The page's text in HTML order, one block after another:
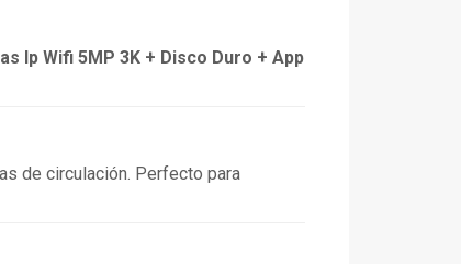
Ip Wifi 5MP 3K + Disco Duro + App
de circulación. Perfecto para